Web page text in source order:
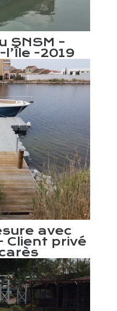
SNSM –
-2019
avec
Client privé